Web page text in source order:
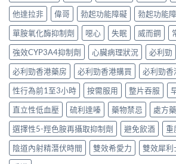
他達拉非
偉哥 勃起功能障礙
勃起功能
單胺氧化酶抑制劑
噁心 失眠 威而鋼
強效CYP3A4抑制劑
心臟病理狀況 必利勁
必利勁香港藥房
必利勁香港購買
必利勁香
性行為前1至3小時
按需服用 整片吞服
直立性低血壓
硫利達嗪 藥物禁忌 處方藥
選擇性5-羥色胺再攝取抑制劑
避免飲酒
重
陰道內射精潛伏時間
雙效希愛力 雙效犀利